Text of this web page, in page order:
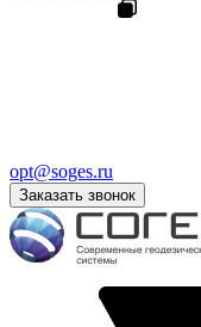
opt@soges.ru
Заказать звонок